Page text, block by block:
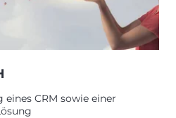
CRM sowie einer